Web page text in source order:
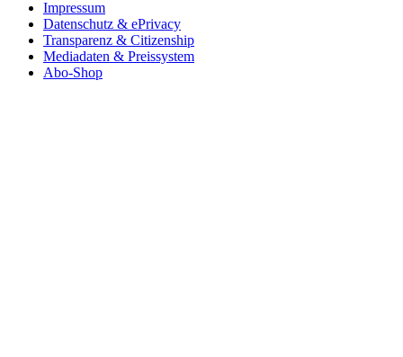
Impressum
Datenschutz & ePrivacy
Transparenz & Citizenship
Mediadaten & Preissystem
Abo-Shop